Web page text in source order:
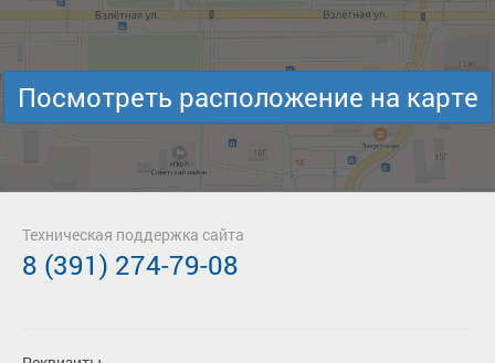
Посмотреть расположение на карте
Техническая поддержка сайта
8 (391) 274-79-08